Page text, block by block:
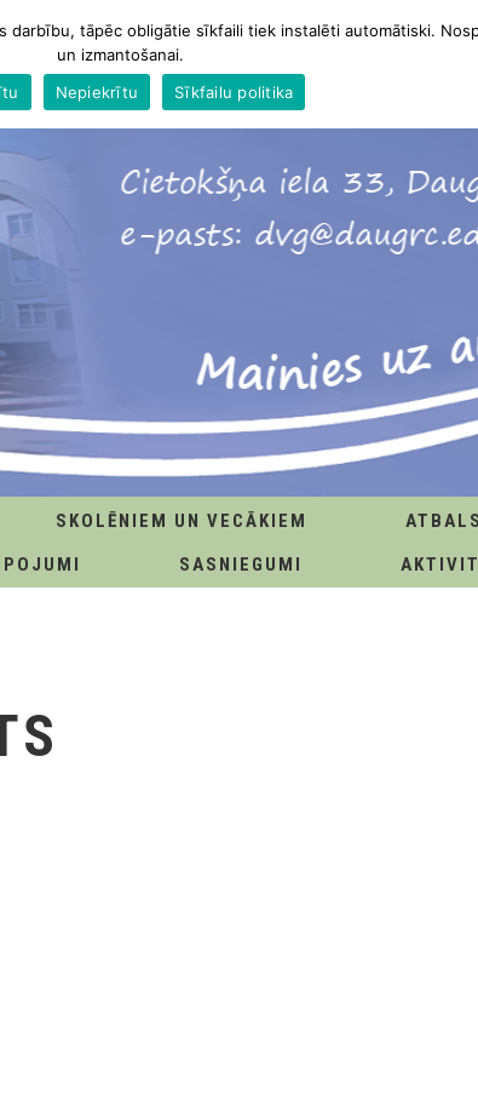
SKOLĒNIEM UN VECĀKIEM
SASNIEGUMI
tāpēc obligātie sīkfaili tiek instalēti automātiski.
un izmantošanai.
Nepiekrītu Sīkfailu politika